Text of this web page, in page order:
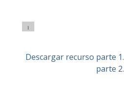
15
Descargar recurso parte 1.
parte 2.